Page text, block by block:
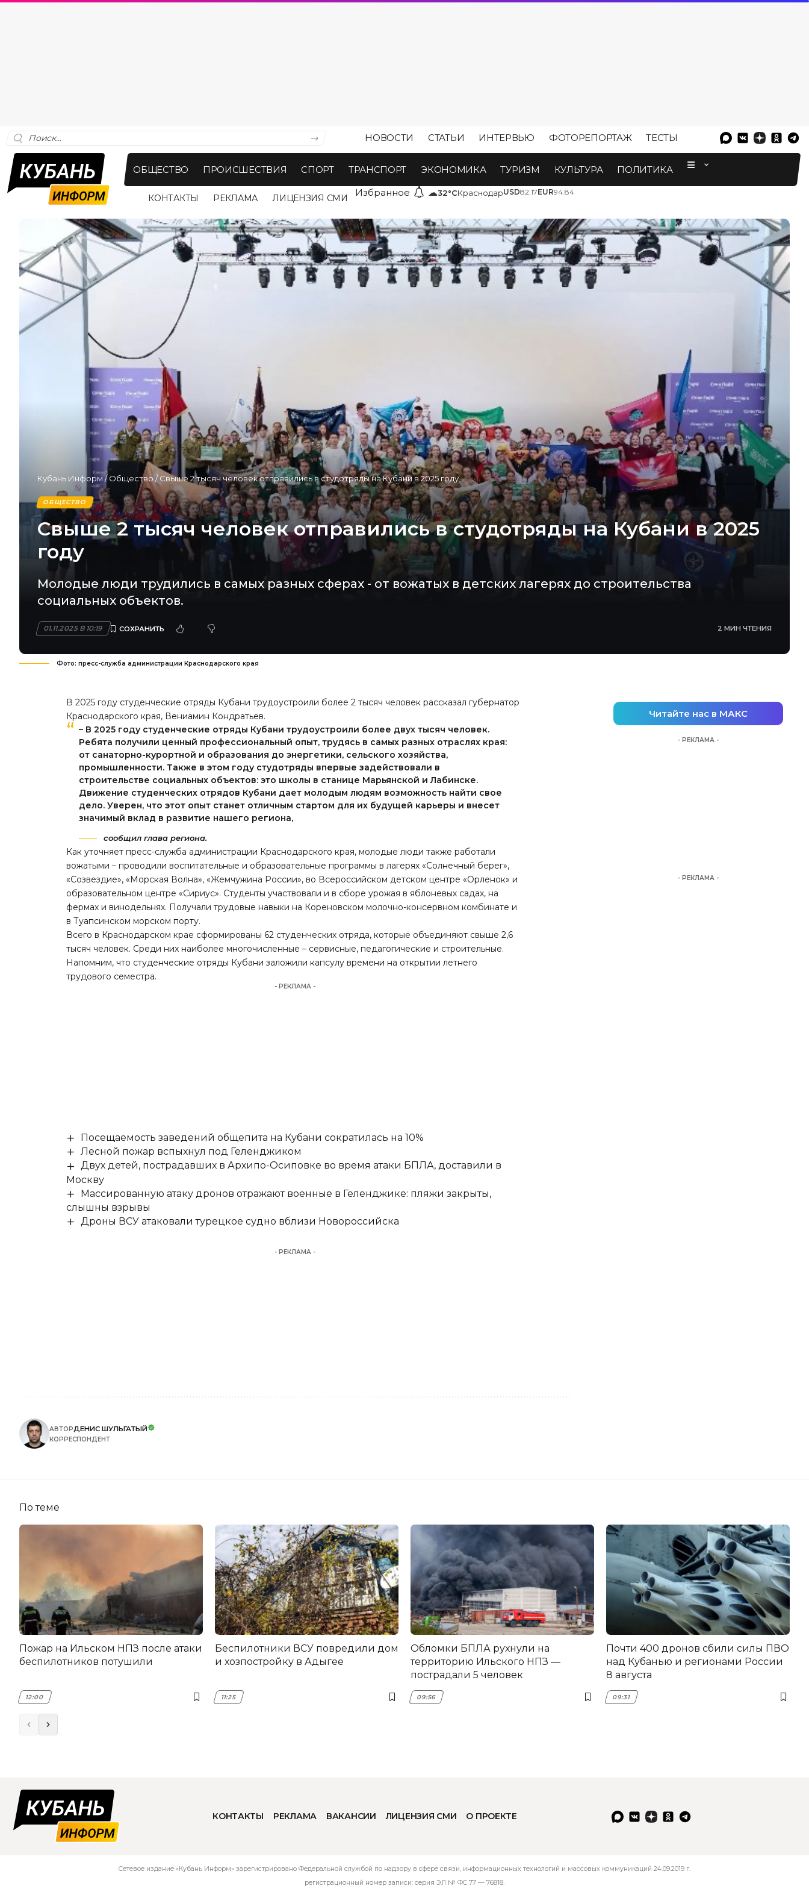
НОВОСТИ СТАТЬИ ИНТЕРВЬЮ ФОТОРЕПОРТАЖ ТЕСТЫ
ОБЩЕСТВО ПРОИСШЕСТВИЯ СПОРТ ТРАНСПОРТ ЭКОНОМИКА ТУРИЗМ КУЛЬТУРА ПОЛИТИКА
КОНТАКТЫ РЕКЛАМА ЛИЦЕНЗИЯ СМИ Избранное ☁32°CКраснодарUSD82.17EUR94.84
Кубань Информ/Общество /Свыше 2 тысяч человек отправились в студотряды на Кубани в 2025 году
ОБЩЕСТВО
Свыше 2 тысяч человек отправились в студотряды на Кубани в 2025
году
Молодые люди трудились в самых разных сферах - от вожатых в детских лагерях до строительства
социальных объектов.
01.11.2025 В 10:19 2 МИН ЧТЕНИЯ
Фото: пресс-служба администрации Краснодарского края
В 2025 году студенческие отряды Кубани трудоустроили более 2 тысяч человек рассказал губернатор
Краснодарского края, Вениамин Кондратьев.
– В 2025 году студенческие отряды Кубани трудоустроили более двух тысяч человек.
Ребята получили ценный профессиональный опыт, трудясь в самых разных отраслях края:
от санаторно-курортной и образования до энергетики, сельского хозяйства,
промышленности. Также в этом году студотряды впервые задействовали в
строительстве социальных объектов: это школы в станице Марьянской и Лабинске.
Движение студенческих отрядов Кубани дает молодым людям возможность найти свое
дело. Уверен, что этот опыт станет отличным стартом для их будущей карьеры и внесет
значимый вклад в развитие нашего региона,
сообщил глава региона.
Как уточняет пресс-служба администрации Краснодарского края, молодые люди также работали
вожатыми – проводили воспитательные и образовательные программы в лагерях «Солнечный берег»,
«Созвездие», «Морская Волна», «Жемчужина России», во Всероссийском детском центре «Орленок» и
образовательном центре «Сириус». Студенты участвовали и в сборе урожая в яблоневых садах, на
фермах и винодельнях. Получали трудовые навыки на Кореновском молочно-консервном комбинате и
в Туапсинском морском порту.
Всего в Краснодарском крае сформированы 62 студенческих отряда, которые объединяют свыше 2,6
тысяч человек. Среди них наиболее многочисленные – сервисные, педагогические и строительные.
Напомним, что студенческие отряды Кубани заложили капсулу времени на открытии летнего
трудового семестра.
- РЕКЛАМА -
Посещаемость заведений общепита на Кубани сократилась на 10%
Лесной пожар вспыхнул под Геленджиком
Двух детей, пострадавших в Архипо-Осиповке во время атаки БПЛА, доставили в
Москву
Массированную атаку дронов отражают военные в Геленджике: пляжи закрыты,
слышны взрывы
Дроны ВСУ атаковали турецкое судно вблизи Новороссийска
- РЕКЛАМА -
АВТОРДЕНИС ШУЛЬГАТЫЙ
КОРРЕСПОНДЕНТ
Читайте нас в МАКС
- РЕКЛАМА -
- РЕКЛАМА -
По теме
Пожар на Ильском НПЗ после атаки
беспилотников потушили
12:00
Беспилотники ВСУ повредили дом
и хозпостройку в Адыгее
11:25
Обломки БПЛА рухнули на
территорию Ильского НПЗ —
пострадали 5 человек
09:56
Почти 400 дронов сбили силы ПВО
над Кубанью и регионами России
8 августа
09:31
КОНТАКТЫ РЕКЛАМА ВАКАНСИИ ЛИЦЕНЗИЯ СМИ О ПРОЕКТЕ
Сетевое издание «Кубань Информ» зарегистрировано Федеральной службой по надзору в сфере связи, информационных технологий и массовых коммуникаций 24.09.2019 г.
регистрационный номер записи: серия ЭЛ № ФС 77 — 76818.